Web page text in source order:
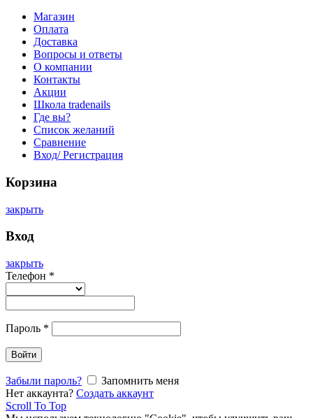
Магазин
Оплата
Доставка
Вопросы и ответы
О компании
Контакты
Акции
Школа tradenails
Где вы?
Список желаний
Сравнение
Вход/ Регистрация
Корзина
закрыть
Вход
закрыть
Телефон *
Пароль *
Войти
Забыли пароль?
Запомнить меня
Нет аккаунта? Создать аккаунт
Scroll To Top